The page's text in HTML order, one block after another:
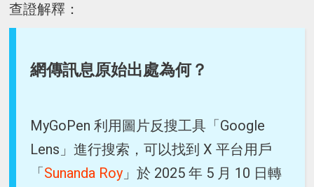
查證解釋：
網傳訊息原始出處為何？
MyGoPen 利用圖片反搜工具「Google
Lens」進行搜索，可以找到 X 平台用戶
「Sunanda Roy 」於 2025 年 5 月 10 日轉